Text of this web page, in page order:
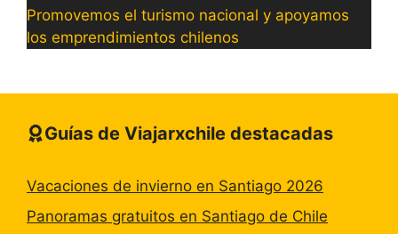
Promovemos el turismo nacional y apoyamos
los emprendimientos chilenos
Guías de Viajarxchile destacadas
Vacaciones de invierno en Santiago 2026
Panoramas gratuitos en Santiago de Chile